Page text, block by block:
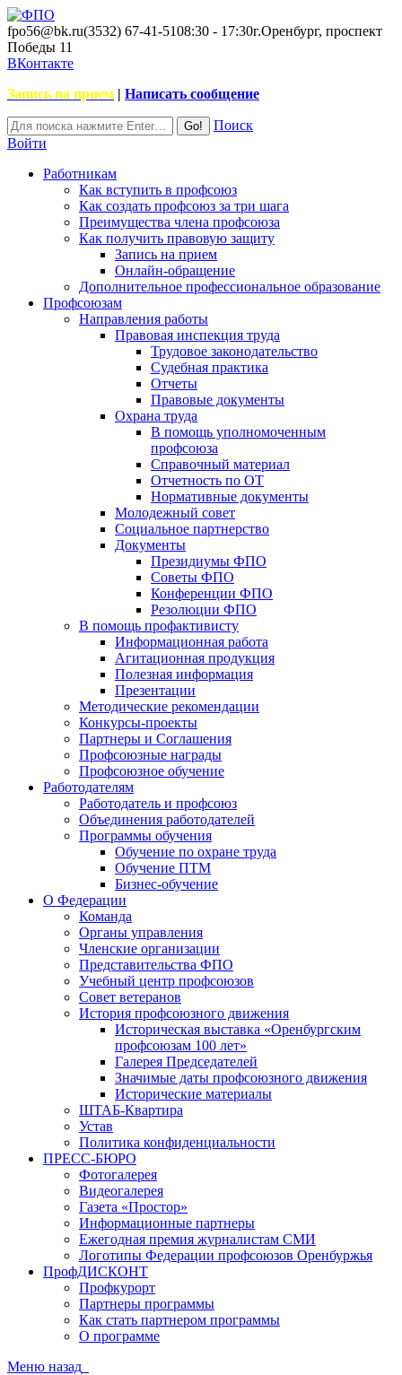
fpo56@bk.ru(3532) 67-41-5108:30 - 17:30г.Оренбург, проспект
Победы 11
ВКонтакте
Запись на прием | Написать сообщение
Поиск
Войти
Работникам
Как вступить в профсоюз
Как создать профсоюз за три шага
Преимущества члена профсоюза
Как получить правовую защиту
Запись на прием
Онлайн-обращение
Дополнительное профессиональное образование
Профсоюзам
Направления работы
Правовая инспекция труда
Трудовое законодательство
Судебная практика
Отчеты
Правовые документы
Охрана труда
В помощь уполномоченным
профсоюза
Справочный материал
Отчетность по ОТ
Нормативные документы
Молодежный совет
Социальное партнерство
Документы
Президиумы ФПО
Советы ФПО
Конференции ФПО
Резолюции ФПО
В помощь профактивисту
Информационная работа
Агитационная продукция
Полезная информация
Презентации
Методические рекомендации
Конкурсы-проекты
Партнеры и Соглашения
Профсоюзные награды
Профсоюзное обучение
Работодателям
Работодатель и профсоюз
Объединения работодателей
Программы обучения
Обучение по охране труда
Обучение ПТМ
Бизнес-обучение
О Федерации
Команда
Органы управления
Членские организации
Представительства ФПО
Учебный центр профсоюзов
Совет ветеранов
История профсоюзного движения
Историческая выставка «Оренбургским
профсоюзам 100 лет»
Галерея Председателей
Значимые даты профсоюзного движения
Исторические материалы
ШТАБ-Квартира
Устав
Политика конфиденциальности
ПРЕСС-БЮРО
Фотогалерея
Видеогалерея
Газета «Простор»
Информационные партнеры
Ежегодная премия журналистам СМИ
Логотипы Федерации профсоюзов Оренбуржья
ПрофДИСКОНТ
Профкурорт
Партнеры программы
Как стать партнером программы
О программе
Меню назад